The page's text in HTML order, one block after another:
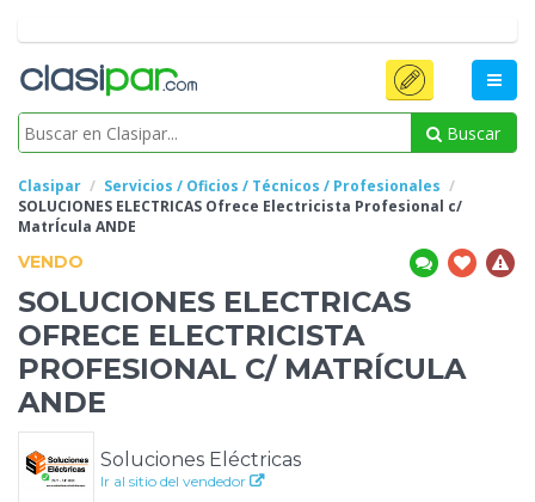
Buscar
Clasipar
Servicios / Oficios / Técnicos / Profesionales
SOLUCIONES ELECTRICAS Ofrece Electricista Profesional c/
MatrÍcula ANDE
VENDO
SOLUCIONES ELECTRICAS
OFRECE ELECTRICISTA
PROFESIONAL C/ MATRÍCULA
ANDE
Soluciones Eléctricas
Ir al sitio del vendedor